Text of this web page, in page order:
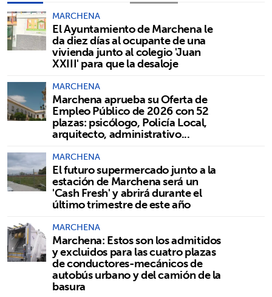
MARCHENA
El Ayuntamiento de Marchena le
da diez días al ocupante de una
vivienda junto al colegio 'Juan
XXIII' para que la desaloje
MARCHENA
Marchena aprueba su Oferta de
Empleo Público de 2026 con 52
plazas: psicólogo, Policía Local,
arquitecto, administrativo...
MARCHENA
El futuro supermercado junto a la
estación de Marchena será un
'Cash Fresh' y abrirá durante el
último trimestre de este año
MARCHENA
Marchena: Estos son los admitidos
y excluidos para las cuatro plazas
de conductores-mecánicos de
autobús urbano y del camión de la
basura